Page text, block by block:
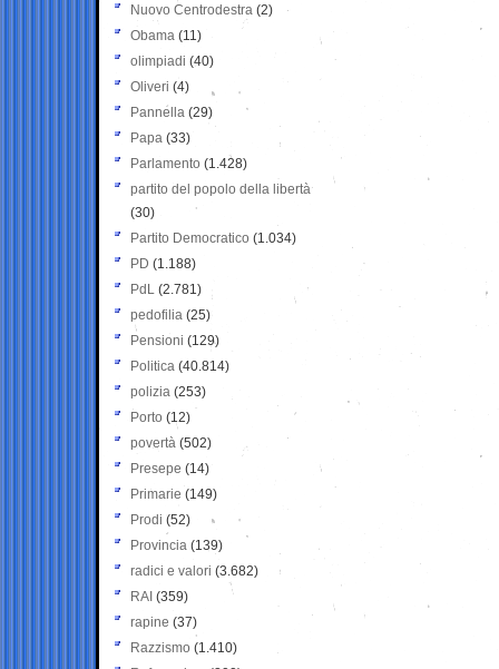
Nuovo Centrodestra (2)
Obama (11)
olimpiadi (40)
Oliveri (4)
Pannella (29)
Papa (33)
Parlamento (1.428)
partito del popolo della libertà
(30)
Partito Democratico (1.034)
PD (1.188)
PdL (2.781)
pedofilia (25)
Pensioni (129)
Politica (40.814)
polizia (253)
Porto (12)
povertà (502)
Presepe (14)
Primarie (149)
Prodi (52)
Provincia (139)
radici e valori (3.682)
RAI (359)
rapine (37)
Razzismo (1.410)